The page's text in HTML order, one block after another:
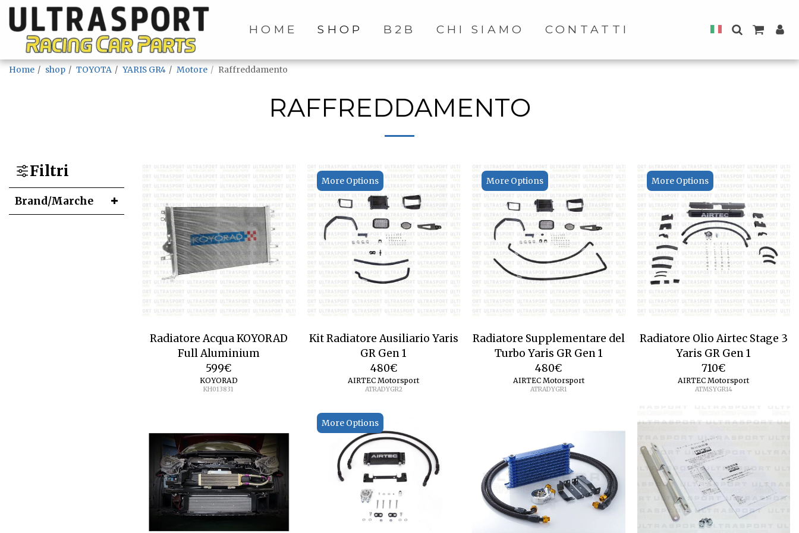
HOME SHOP B2B CHI SIAMO CONTATTI
Home shop TOYOTA YARIS GR4 Motore Raffreddamento
RAFFREDDAMENTO
Filtri
Brand/Marche
Radiatore Acqua KOYORAD
Full Aluminium
599€
KOYORAD
KH013831
More Options
Kit Radiatore Ausiliario Yaris
GR Gen 1
480€
AIRTEC Motorsport
ATRADYGR2
More Options
Radiatore Supplementare del
Turbo Yaris GR Gen 1
480€
AIRTEC Motorsport
ATRADYGR1
More Options
Radiatore Olio Airtec Stage 3
Yaris GR Gen 1
710€
AIRTEC Motorsport
ATMSYGR14
More Options